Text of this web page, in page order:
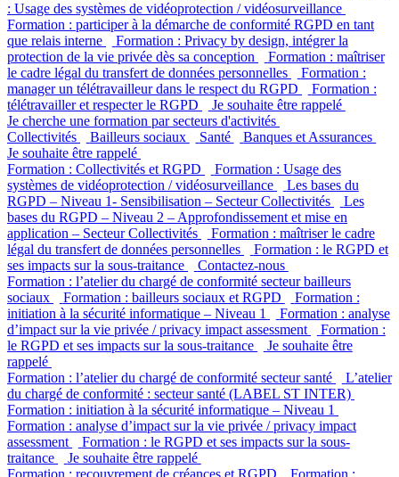
: Usage des systèmes de vidéoprotection / vidéosurveillance
Formation : participer à la démarche de conformité RGPD en tant
que relais interne
Formation : Privacy by design, intégrer la
protection de la vie privée dès sa conception
Formation : maîtriser
le cadre légal du transfert de données personnelles
Formation :
manager un télétravailleur dans le respect du RGPD
Formation :
télétravailler et respecter le RGPD
Je souhaite être rappelé
Je cherche une formation par secteurs d'activités
Collectivités
Bailleurs sociaux Santé
Banques et Assurances
Je souhaite être rappelé
Formation : Collectivités et RGPD
Formation : Usage des
systèmes de vidéoprotection / vidéosurveillance
Les bases du
RGPD – Niveau 1- Sensibilisation – Secteur Collectivités
Les
bases du RGPD – Niveau 2 – Approfondissement et mise en
application – Secteur Collectivités
Formation : maîtriser le cadre
légal du transfert de données personnelles
Formation : le RGPD et
ses impacts sur la sous-traitance
Contactez-nous
Formation : l’atelier du chargé de conformité secteur bailleurs
sociaux
Formation : bailleurs sociaux et RGPD
Formation :
initiation à la sécurité informatique – Niveau 1
Formation : analyse
d’impact sur la vie privée / privacy impact assessment
Formation :
le RGPD et ses impacts sur la sous-traitance
Je souhaite être
rappelé
Formation : l’atelier du chargé de conformité secteur santé
L’atelier
du chargé de conformité : secteur santé (LABEL ST INTER)
Formation : initiation à la sécurité informatique – Niveau 1
Formation : analyse d’impact sur la vie privée / privacy impact
assessment
Formation : le RGPD et ses impacts sur la sous-
traitance
Je souhaite être rappelé
Formation : recouvrement de créances et RGPD
Formation :